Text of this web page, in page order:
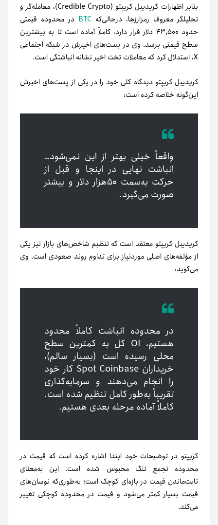
بنا‌بر اظهارات کریدیبل کریپتو (Credible Crypto)، معامله‌گر و
تحلیلگر معروف رمزارزها، درحالی‌که BTC در محدوده قیمتی
حدود ۴۳,۵۰۰ دلار قرار دارد، کاملاً آماده است تا به بیشترین
سطح قیمتی برسد. وی در پست‌های اخیرش در شبکه اجتماعی
X، استدلال کرد که معاملات تخت اخیر نشانه انباشتگی است.
کریدیبل کریپتو دیدگاه کلی خود را در یکی از پست‌های اخیرش
این‌گونه خلاصه کرده است:
واقعاً خیلی بهتر از این نمی‌شود…
انباشت نهایی در اینجا و قبل از
حرکت به‌سمت ۵۰هزار دلار و بیشتر
صورت می‌گیرد.
کریدیبل کریپتو معتقد است که تنظیم شاخص‌های بازار نیز یکی
از مؤلفه‌های اصلی موردنیاز برای تداوم روند صعودی است. وی
می‌گوید:
در محدوده انباشت کاملاً محدود
هستیم، OI کل به کمترین سطح
محلی رسیده است (بسیار سالم)،
خریداران Spot Coinbase کار خود
را انجام می‌دهند و سرمایه‌گذاری
تقریباً به‌طور کامل تنظیم شده است.
کاملاً آماده مرحله بعدی هستیم.
کریپتو در توضیحات خود ابتدا اشاره کرده است که قیمت در
محدوده تجمع تنگ محبوس شده است. این به‌معنای
ثابت‌ماندن قیمت در بازه‌ای کوچک است؛ به‌طوری‌که نوسان‌های
قیمت بسیار کمتر می‌شود و قیمت در محدوده کوچکی تغییر
می‌کند.